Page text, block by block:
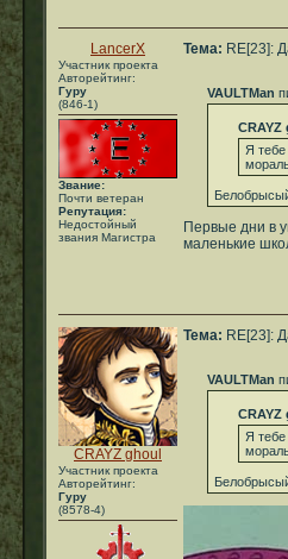
LancerX
Участник проекта
Авторейтинг:
Гуру
(846-1)
Звание:
Почти ветеран
Репутация:
Недостойный
звания Магистра
Тема: RE[23]:
VAULTMan
CRAYZ
Я
Первые дни в
маленькие
CRAYZ ghoul
Участник проекта
Авторейтинг:
Гуру
(8578-4)
Тема: RE[23]:
VAULTMan
CRAYZ
Я